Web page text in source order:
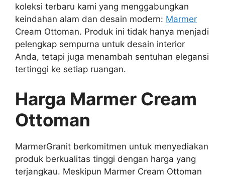
koleksi terbaru kami yang menggabungkan
keindahan alam dan desain modern: Marmer
Cream Ottoman. Produk ini tidak hanya menjadi
pelengkap sempurna untuk desain interior
Anda, tetapi juga menambah sentuhan elegansi
tertinggi ke setiap ruangan.
Harga Marmer Cream
Ottoman
MarmerGranit berkomitmen untuk menyediakan
produk berkualitas tinggi dengan harga yang
terjangkau. Meskipun Marmer Cream Ottoman